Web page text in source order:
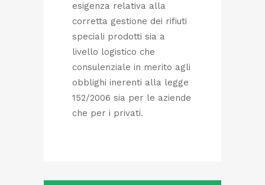
esigenza relativa alla
corretta gestione dei rifiuti
speciali prodotti sia a
livello logistico che
consulenziale in merito agli
obblighi inerenti alla legge
152/2006 sia per le aziende
che per i privati.